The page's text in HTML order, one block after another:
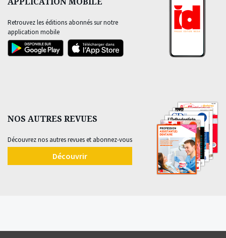
Retrouvez les éditions abonnés sur notre
application mobile
NOS AUTRES REVUES
Découvrez nos autres revues et abonnez-vous
Découvrir